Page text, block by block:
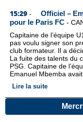
15:29 -
Officiel –
pour le Paris FC -
Capitaine de l’équipe
pas voulu signer son
club formateur. Il a
La fuite des talents du
PSG. Capitaine de
Emanuel Mbemba
Lire la suite